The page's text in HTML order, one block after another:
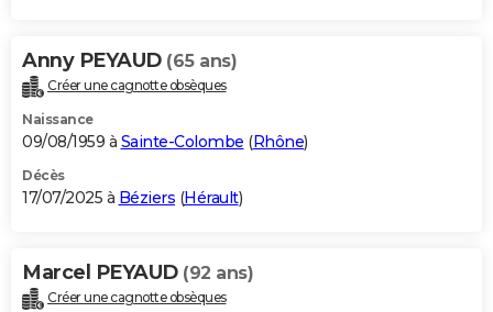
Carte de Noël
Carte Bonne année
Carte Saint-Valentin
Carte Pâques
Carte d'anniversaire
DICTIONNAIRE
Dictionnaire
Biographies
Citations
Expressions
Proverbes
PROGRAMME TV
S'inscrire
Se connecter
Lycées
Collèges
Primaires
Universités
Entreprises
Service militaire
Avis de recherche
AVIS DE DÉCÈS
Bricolage
Lifestyle
Culture
Sport
Auto
Television
Voyage
Cinema
Anny PEYAUD (65 ans)
Créer une cagnotte obsèques
Naissance
09/08/1959 à Sainte-Colombe (Rhône)
Décès
17/07/2025 à Béziers (Hérault)
Marcel PEYAUD (92 ans)
Créer une cagnotte obsèques